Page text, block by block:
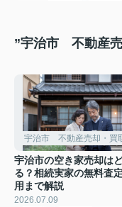
”宇治市 不動産
宇治市 不動産売却・買
宇治市の空き家売却は
る？相続実家の無料査
用まで解説
2026.07.09